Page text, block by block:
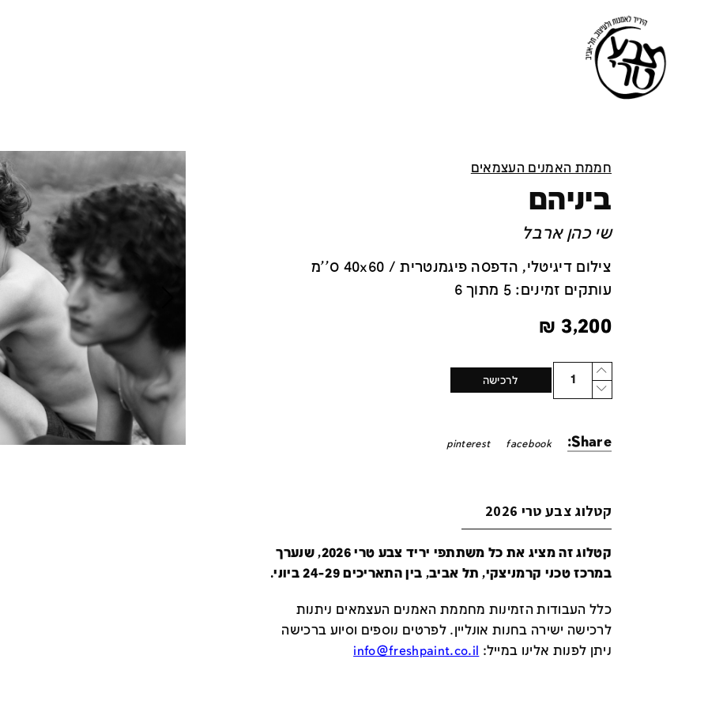
חממת האמנים העצמאים
ביניהם
שי כהן ארבל
צילום דיגיטלי, הדפסה פיגמנטרית / 40x60 ס''מ
עותקים זמינים: 5 מתוך 6
3,200
₪
Quantity
לרכישה
Share:
facebook
pinterest
קטלוג צבע טרי 2026
קטלוג זה מציג את כל משתתפי יריד צבע טרי 2026, שנערך
במרכז טכני קרמניצקי, תל אביב, בין התאריכים 24-29 ביוני.
כלל העבודות הזמינות מחממת האמנים העצמאים ניתנות
לרכישה ישירה בחנות אונליין.לפרטים נוספים וסיוע ברכישה
ניתן לפנות אלינו במייל:
info@freshpaint.co.il